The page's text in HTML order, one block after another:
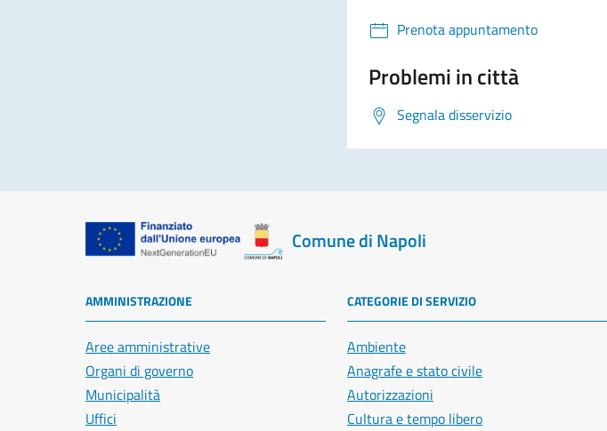
Prenota appuntamento
Problemi in città
Segnala disservizio
Comune di Napoli
AMMINISTRAZIONE
Aree amministrative
Organi di governo
Municipalità
Uffici
CATEGORIE DI SERVIZIO
Ambiente
Anagrafe e stato civile
Autorizzazioni
Cultura e tempo libero